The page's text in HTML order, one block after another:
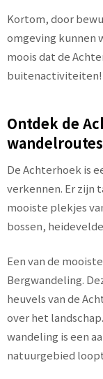
Kortom, door
omgeving kunnen
moois dat de
buitenactiviteiten!
Ontdek de
wandelroutes
De Achterhoek is
verkennen. Er zijn
mooiste plekjes
bossen,
Een van de
Bergwandeling.
heuvels van de
over het
wandeling is een
natuurgebied